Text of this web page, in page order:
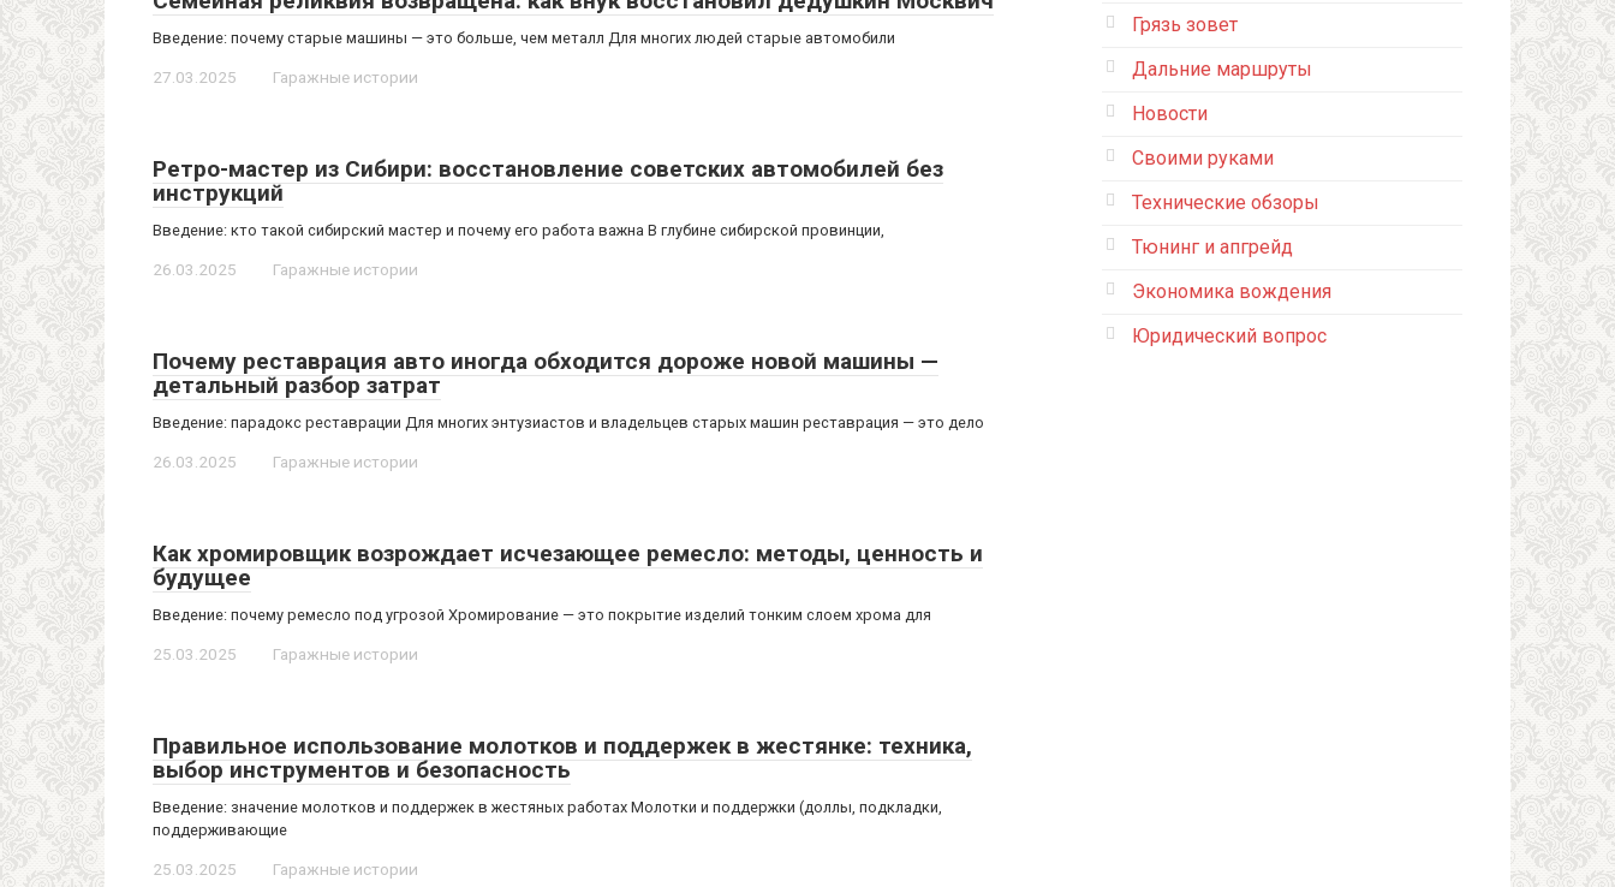
Введение: почему старые машины — это больше, чем металл Для многих людей старые автомобили
27.03.2025 Гаражные истории
Ретро-мастер из Сибири: восстановление советских автомобилей без
инструкций
Введение: кто такой сибирский мастер и почему его работа важна В глубине сибирской провинции,
26.03.2025 Гаражные истории
Почему реставрация авто иногда обходится дороже новой машины —
детальный разбор затрат
Введение: парадокс реставрации Для многих энтузиастов и владельцев старых машин реставрация — это дело
26.03.2025 Гаражные истории
Как хромировщик возрождает исчезающее ремесло: методы, ценность и
будущее
Введение: почему ремесло под угрозой Хромирование — это покрытие изделий тонким слоем хрома для
25.03.2025 Гаражные истории
Правильное использование молотков и поддержек в жестянке: техника,
выбор инструментов и безопасность
Введение: значение молотков и поддержек в жестяных работах Молотки и поддержки (доллы, подкладки,
поддерживающие
25.03.2025 Гаражные истории
Грязь зовет
Дальние маршруты
Новости
Своими руками
Технические обзоры
Тюнинг и апгрейд
Экономика вождения
Юридический вопрос